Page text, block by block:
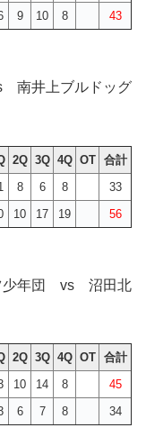
9 10 8 43
南井上ブルドッグ
2Q 3Q 4Q OT
合計
8 6 8
33
10 17 19 56
少年団 vs 沼田北
2Q 3Q 4Q OT
合計
10 14 8
45
6 7 8 34